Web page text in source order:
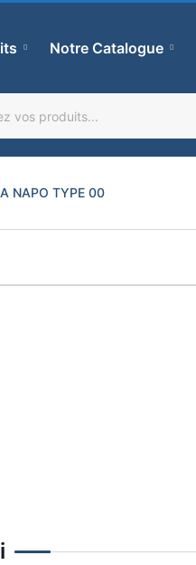
Notre Catalogue
NAPO TYPE 00